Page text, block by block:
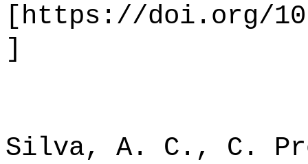
[https://doi.org/
]
Silva, A. C., C.